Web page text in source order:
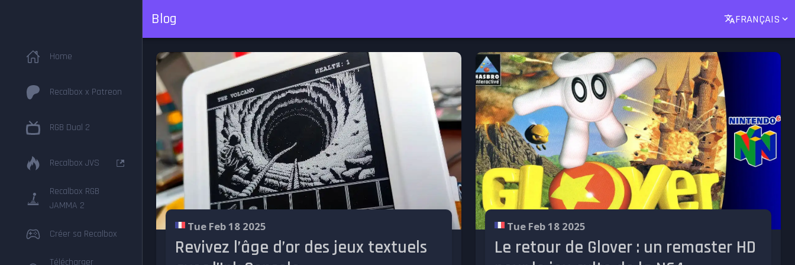
Blog FRANÇAIS
Home
Recalbox x Patreon
RGB Dual 2
Recalbox JVS
Recalbox RGB
JAMMA 2
Créer sa Recalbox
Télécharger
Tue Feb 18 2025
Revivez l’âge d’or des jeux textuels
Tue Feb 18 2025
Le retour de Glover : un remaster HD